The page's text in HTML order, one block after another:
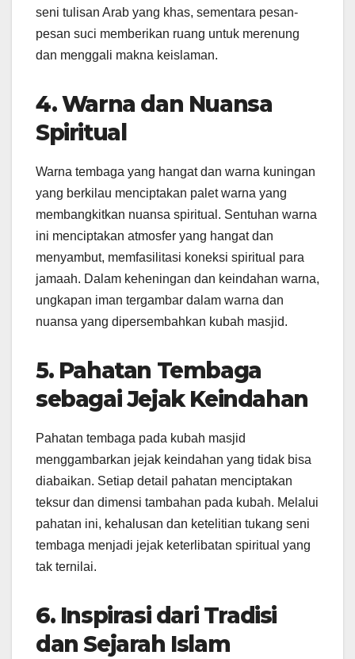
seni tulisan Arab yang khas, sementara pesan-
pesan suci memberikan ruang untuk merenung
dan menggali makna keislaman.
4. Warna dan Nuansa
Spiritual
Warna tembaga yang hangat dan warna kuningan
yang berkilau menciptakan palet warna yang
membangkitkan nuansa spiritual. Sentuhan warna
ini menciptakan atmosfer yang hangat dan
menyambut, memfasilitasi koneksi spiritual para
jamaah. Dalam keheningan dan keindahan warna,
ungkapan iman tergambar dalam warna dan
nuansa yang dipersembahkan kubah masjid.
5. Pahatan Tembaga
sebagai Jejak Keindahan
Pahatan tembaga pada kubah masjid
menggambarkan jejak keindahan yang tidak bisa
diabaikan. Setiap detail pahatan menciptakan
teksur dan dimensi tambahan pada kubah. Melalui
pahatan ini, kehalusan dan ketelitian tukang seni
tembaga menjadi jejak keterlibatan spiritual yang
tak ternilai.
6. Inspirasi dari Tradisi
dan Sejarah Islam